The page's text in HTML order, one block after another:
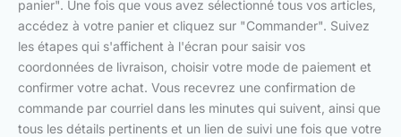
panier". Une fois que vous avez sélectionné tous vos articles,
accédez à votre panier et cliquez sur "Commander". Suivez
les étapes qui s'affichent à l'écran pour saisir vos
coordonnées de livraison, choisir votre mode de paiement et
confirmer votre achat. Vous recevrez une confirmation de
commande par courriel dans les minutes qui suivent, ainsi que
tous les détails pertinents et un lien de suivi une fois que votre